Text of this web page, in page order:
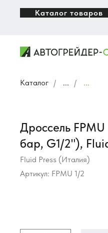
Каталог товаров
Каталог / ... / ...
Дроссель
бар, G1/2"),
Fluid Press (Италия)
Артикул: FPMU 1/2